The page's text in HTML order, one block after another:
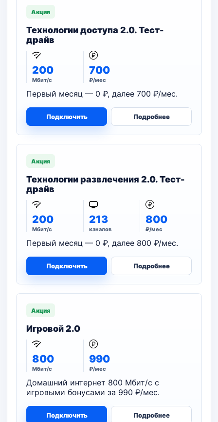
Акция
Технологии доступа 2.0. Тест-
драйв
200
Мбит/с
700
₽/мес
Первый месяц — 0 ₽, далее 700 ₽/мес.
Подключить Подробнее
Акция
Технологии развлечения 2.0. Тест-
драйв
200
Мбит/с
213
каналов
800
₽/мес
Первый месяц — 0 ₽, далее 800 ₽/мес.
Подключить Подробнее
Акция
Игровой 2.0
800
Мбит/с
990
₽/мес
Домашний интернет 800 Мбит/с с
игровыми бонусами за 990 ₽/мес.
Подключить Подробнее